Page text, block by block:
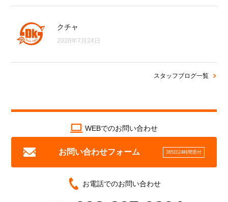
クチャ
2026年7月24日
スタッフブログ一覧
WEBでのお問い合わせ
お問い合わせフォーム 365日24時間受付
お電話でのお問い合わせ